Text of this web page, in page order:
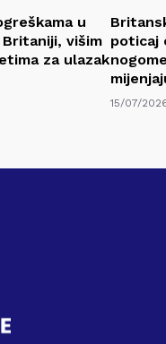
u
Britaniji, višim
za ulazak
poticaj
15/07/